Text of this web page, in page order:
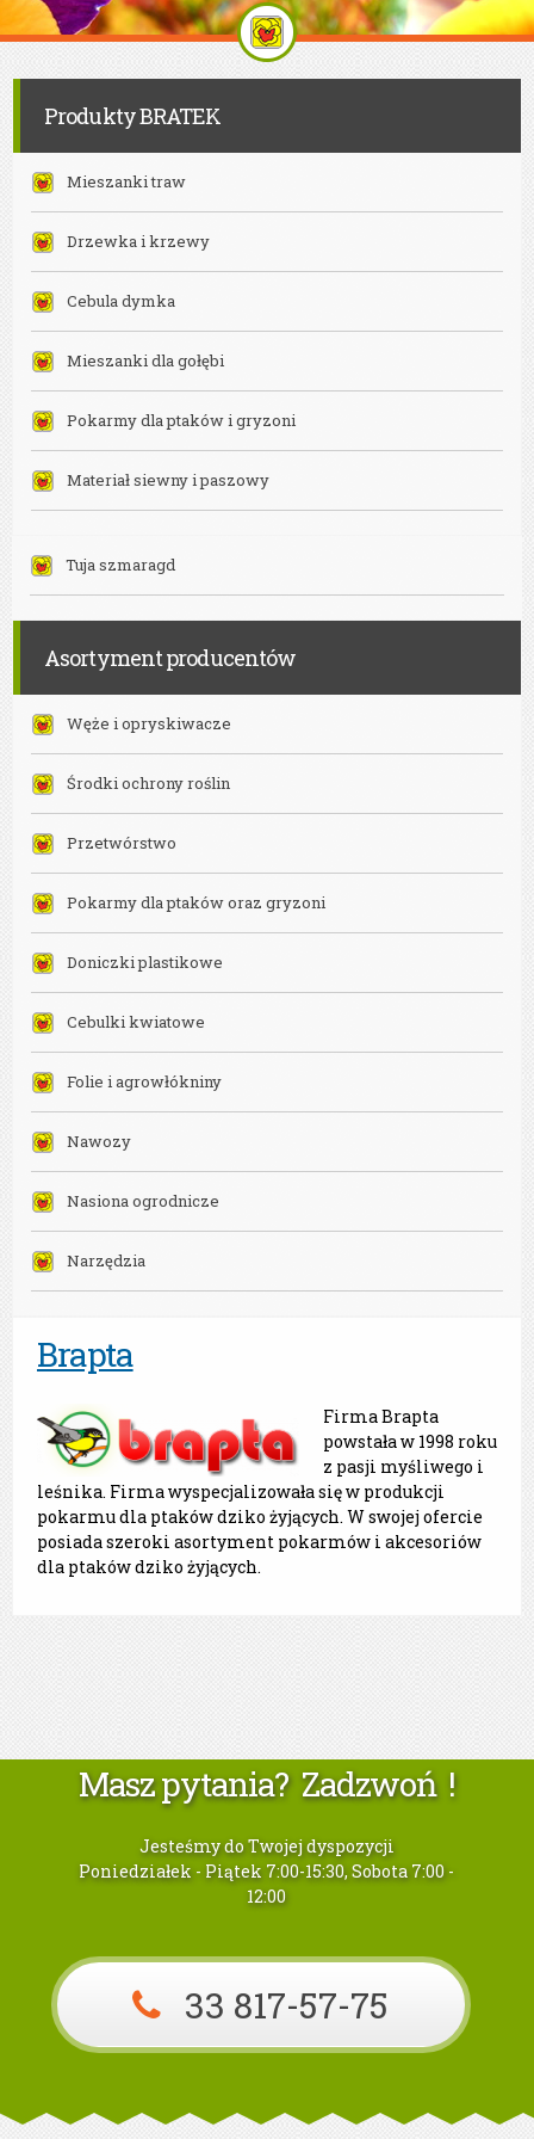
Bielsko-
Biała
Produkty BRATEK
Mieszanki traw
Drzewka i krzewy
Cebula dymka
Mieszanki dla gołębi
Pokarmy dla ptaków i gryzoni
Materiał siewny i paszowy
Tuja szmaragd
Asortyment producentów
Węże i opryskiwacze
Środki ochrony roślin
Przetwórstwo
Pokarmy dla ptaków oraz gryzoni
Doniczki plastikowe
Cebulki kwiatowe
Folie i agrowłókniny
Nawozy
Nasiona ogrodnicze
Narzędzia
Brapta
Firma Brapta
powstała w 1998 roku
z pasji myśliwego i
leśnika. Firma wyspecjalizowała się w produkcji
pokarmu dla ptaków dziko żyjących. W swojej ofercie
posiada szeroki asortyment pokarmów i akcesoriów
dla ptaków dziko żyjących.
Masz pytania? Zadzwoń !
Jesteśmy do Twojej dyspozycji
Poniedziałek - Piątek 7:00-15:30, Sobota 7:00 -
12:00
33 817-57-75